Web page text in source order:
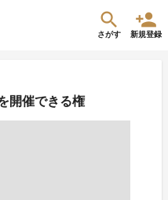
さがす 新規登録
開催できる権